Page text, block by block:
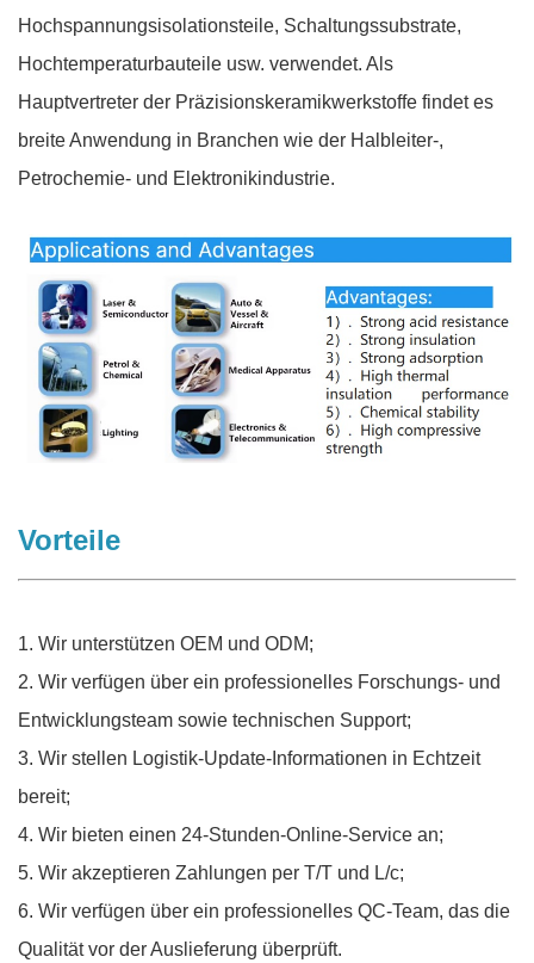
Hochspannungsisolationsteile, Schaltungssubstrate,
Hochtemperaturbauteile usw. verwendet. Als
Hauptvertreter der Präzisionskeramikwerkstoffe findet es
breite Anwendung in Branchen wie der Halbleiter-,
Petrochemie- und Elektronikindustrie.
Vorteile
1. Wir unterstützen OEM und ODM;
2. Wir verfügen über ein professionelles Forschungs- und
Entwicklungsteam sowie technischen Support;
3. Wir stellen Logistik-Update-Informationen in Echtzeit
bereit;
4. Wir bieten einen 24-Stunden-Online-Service an;
5. Wir akzeptieren Zahlungen per T/T und L/c;
6. Wir verfügen über ein professionelles QC-Team, das die
Qualität vor der Auslieferung überprüft.